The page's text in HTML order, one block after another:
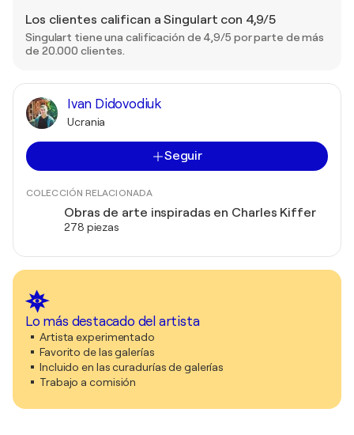
Los clientes califican a Singulart con 4,9/5
Singulart tiene una calificación de 4,9/5 por parte de más
de 20.000 clientes.
Ivan Didovodiuk
Ucrania
Seguir
COLECCIÓN RELACIONADA
Obras de arte inspiradas en Charles Kiffer
278 piezas
Lo más destacado del artista
Artista experimentado
Favorito de las galerías
Incluido en las curadurías de galerías
Trabajo a comisión